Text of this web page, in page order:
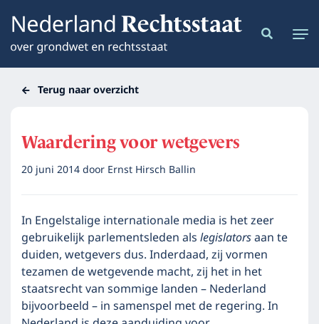
Terug naar overzicht
Waardering voor wetgevers
20 juni 2014door Ernst Hirsch Ballin
In Engelstalige internationale media is het zeer
gebruikelijk parlementsleden alslegislatorsaan te
duiden, wetgevers dus. Inderdaad, zij vormen
tezamen de wetgevende macht, zij het in het
staatsrecht van sommige landen – Nederland
bijvoorbeeld – in samenspel met de regering. In